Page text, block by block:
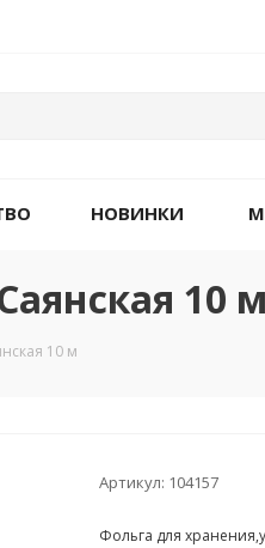
НОВИНКИ
10 м
10 м
Артикул: 104157
Фольга для